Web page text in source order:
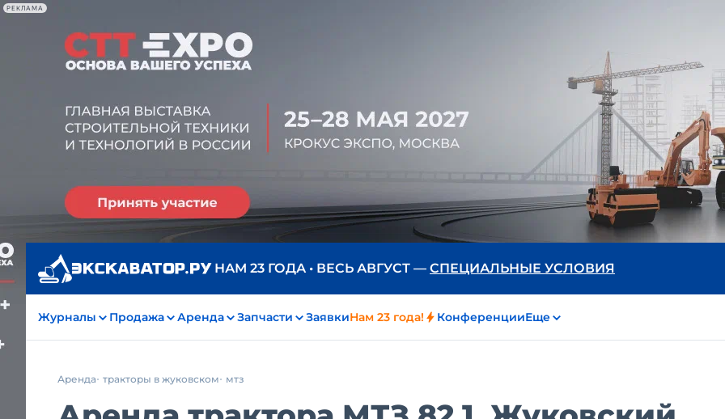
РЕКЛАМА
НАМ 23 ГОДА • ВЕСЬ АВГУСТ — СПЕЦИАЛЬНЫЕ УСЛОВИЯ
Журналы Продажа Аренда Запчасти ЗаявкиНам 23 года! КонференцииЕще
Аренда тракторы в жуковском мтз